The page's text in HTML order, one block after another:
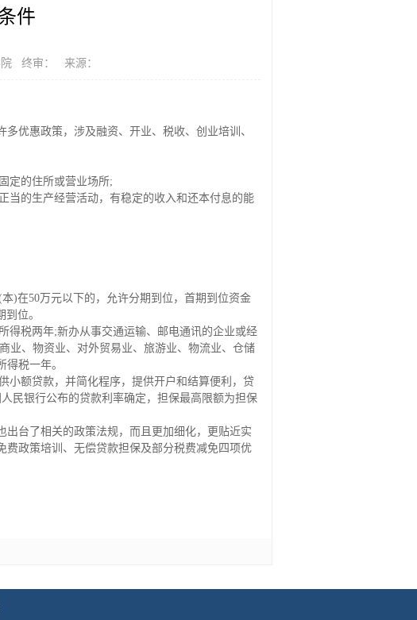
件
终审： 来源：
优惠政策，涉及融资、开业、税收、创业培训、
定的住所或营业场所;
当的生产经营活动，有稳定的收入和还本付息的能
)在50万元以下的，允许分期到位，首期到位资金
位。
得税两年;新办从事交通运输、邮电通讯的企业或经
业、物资业、对外贸易业、旅游业、物流业、仓储
税一年。
小额贷款，并简化程序，提供开户和结算便利，贷
民银行公布的贷款利率确定，担保最高限额为担保
台了相关的政策法规，而且更加细化，更贴近实
费政策培训、无偿贷款担保及部分税费减免四项优